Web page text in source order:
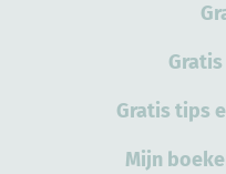
Gratis tips
Mijn